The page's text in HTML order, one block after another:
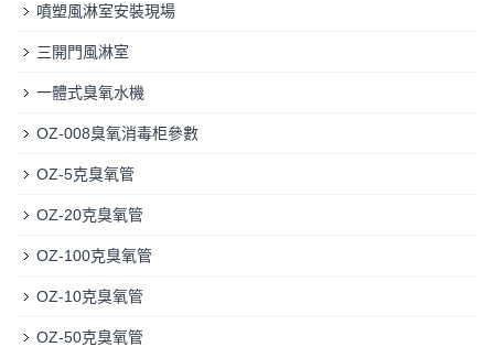
噴塑風淋室安裝現場
三開門風淋室
一體式臭氧水機
OZ-008臭氧消毒柜參數
OZ-5克臭氧管
OZ-20克臭氧管
OZ-100克臭氧管
OZ-10克臭氧管
OZ-50克臭氧管